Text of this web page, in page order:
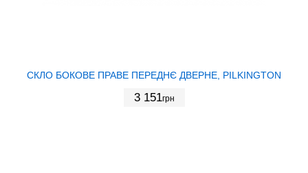
СКЛО БОКОВЕ ПРАВЕ ПЕРЕДНЄ ДВЕРНЕ, PILKINGTON
3 151грн